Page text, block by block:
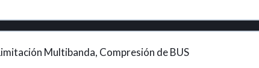
Multibanda, Compresión de BUS